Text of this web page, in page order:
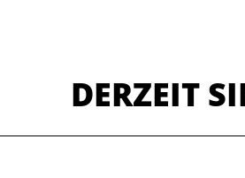
DERZEIT